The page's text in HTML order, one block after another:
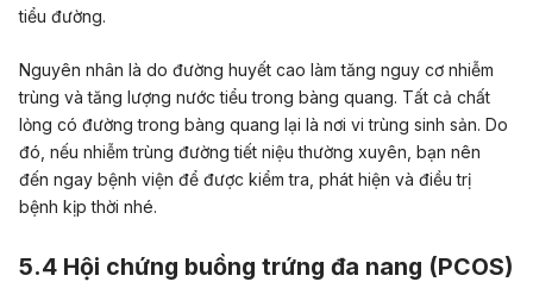
tiểu đường.
Nguyên nhân là do đường huyết cao làm tăng nguy cơ nhiễm
trùng và tăng lượng nước tiểu trong bàng quang. Tất cả chất
lỏng có đường trong bàng quang lại là nơi vi trùng sinh sản. Do
đó, nếu nhiễm trùng đường tiết niệu thường xuyên, bạn nên
đến ngay bệnh viện để được kiểm tra, phát hiện và điều trị
bệnh kịp thời nhé.
5.4 Hội chứng buồng trứng đa nang (PCOS)